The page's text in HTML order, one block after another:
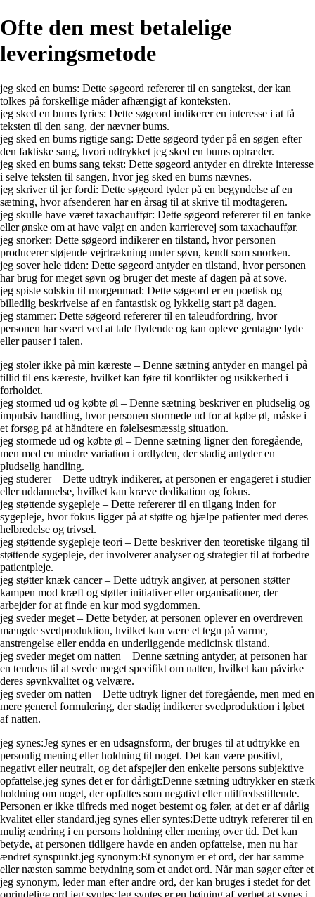
Ofte den mest betalelige
leveringsmetode
jeg sked en bums: Dette søgeord refererer til en sangtekst, der kan
tolkes på forskellige måder afhængigt af konteksten.
jeg sked en bums lyrics: Dette søgeord indikerer en interesse i at få
teksten til den sang, der nævner bums.
jeg sked en bums rigtige sang: Dette søgeord tyder på en søgen efter
den faktiske sang, hvori udtrykket jeg sked en bums optræder.
jeg sked en bums sang tekst: Dette søgeord antyder en direkte interesse
i selve teksten til sangen, hvor jeg sked en bums nævnes.
jeg skriver til jer fordi: Dette søgeord tyder på en begyndelse af en
sætning, hvor afsenderen har en årsag til at skrive til modtageren.
jeg skulle have været taxachauffør: Dette søgeord refererer til en tanke
eller ønske om at have valgt en anden karrierevej som taxachauffør.
jeg snorker: Dette søgeord indikerer en tilstand, hvor personen
producerer støjende vejrtrækning under søvn, kendt som snorken.
jeg sover hele tiden: Dette søgeord antyder en tilstand, hvor personen
har brug for meget søvn og bruger det meste af dagen på at sove.
jeg spiste solskin til morgenmad: Dette søgeord er en poetisk og
billedlig beskrivelse af en fantastisk og lykkelig start på dagen.
jeg stammer: Dette søgeord refererer til en taleudfordring, hvor
personen har svært ved at tale flydende og kan opleve gentagne lyde
eller pauser i talen.
jeg stoler ikke på min kæreste – Denne sætning antyder en mangel på
tillid til ens kæreste, hvilket kan føre til konflikter og usikkerhed i
forholdet.
jeg stormed ud og købte øl – Denne sætning beskriver en pludselig og
impulsiv handling, hvor personen stormede ud for at købe øl, måske i
et forsøg på at håndtere en følelsesmæssig situation.
jeg stormede ud og købte øl – Denne sætning ligner den foregående,
men med en mindre variation i ordlyden, der stadig antyder en
pludselig handling.
jeg studerer – Dette udtryk indikerer, at personen er engageret i studier
eller uddannelse, hvilket kan kræve dedikation og fokus.
jeg støttende sygepleje – Dette refererer til en tilgang inden for
sygepleje, hvor fokus ligger på at støtte og hjælpe patienter med deres
helbredelse og trivsel.
jeg støttende sygepleje teori – Dette beskriver den teoretiske tilgang til
støttende sygepleje, der involverer analyser og strategier til at forbedre
patientpleje.
jeg støtter knæk cancer – Dette udtryk angiver, at personen støtter
kampen mod kræft og støtter initiativer eller organisationer, der
arbejder for at finde en kur mod sygdommen.
jeg sveder meget – Dette betyder, at personen oplever en overdreven
mængde svedproduktion, hvilket kan være et tegn på varme,
anstrengelse eller endda en underliggende medicinsk tilstand.
jeg sveder meget om natten – Denne sætning antyder, at personen har
en tendens til at svede meget specifikt om natten, hvilket kan påvirke
deres søvnkvalitet og velvære.
jeg sveder om natten – Dette udtryk ligner det foregående, men med en
mere generel formulering, der stadig indikerer svedproduktion i løbet
af natten.
jeg synes:Jeg synes er en udsagnsform, der bruges til at udtrykke en
personlig mening eller holdning til noget. Det kan være positivt,
negativt eller neutralt, og det afspejler den enkelte persons subjektive
opfattelse.jeg synes det er for dårligt:Denne sætning udtrykker en stærk
holdning om noget, der opfattes som negativt eller utilfredsstillende.
Personen er ikke tilfreds med noget bestemt og føler, at det er af dårlig
kvalitet eller standard.jeg synes eller syntes:Dette udtryk refererer til en
mulig ændring i en persons holdning eller mening over tid. Det kan
betyde, at personen tidligere havde en anden opfattelse, men nu har
ændret synspunkt.jeg synonym:Et synonym er et ord, der har samme
eller næsten samme betydning som et andet ord. Når man søger efter et
jeg synonym, leder man efter andre ord, der kan bruges i stedet for det
oprindelige ord.jeg syntes:Jeg syntes er en bøjning af verbet at synes i